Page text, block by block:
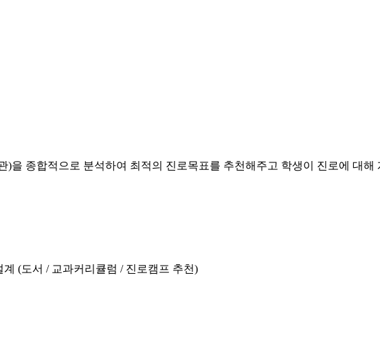
)을 종합적으로 분석하여 최적의 진로목표를 추천해주고 학생이 진로에 대해
(도서 / 교과커리큘럼 / 진로캠프 추천)